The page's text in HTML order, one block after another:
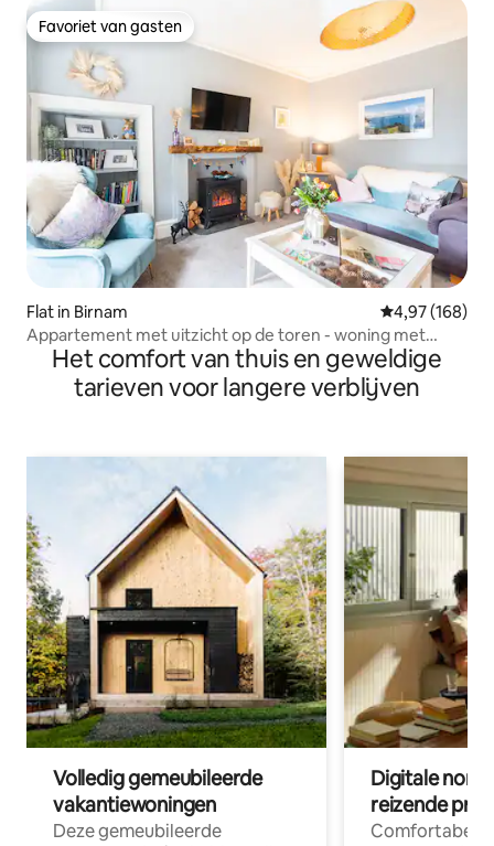
Favoriet van gasten
Favoriet van gasten
Flat in Birnam Gemiddelde
4,97 (168)
Appartement met uitzicht op de toren - woning met
twee slaapkamers op de binnenplaats
Het comfort van thuis en geweldige
tarieven voor langere verblijven
Volledig gemeubileerde
vakantiewoningen
Deze gemeubileerde
Digitale
reizende
Comfortabele